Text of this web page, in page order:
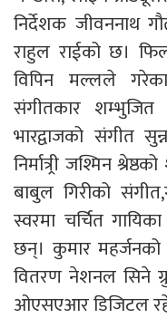
निर्देशक जीवननाथ
राहुल राईको छ।
विपिन मल्लले
संगीतकार शम्भुजित
भारद्वाजको संगीत
निर्मात्र्री जश्मिन
बाबुल गिरीको
स्वरमा चर्चित
छन्। कुमार महर्जनको
वितरण नेशनल सिने
ओएसएआर डिजिटल